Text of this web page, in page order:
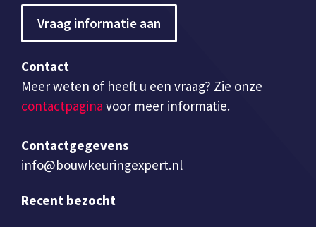
Vraag informatie aan
Contact
Meer weten of heeft u een vraag? Zie onze
contactpagina voor meer informatie.
Contactgegevens
info@bouwkeuringexpert.nl
Recent bezocht